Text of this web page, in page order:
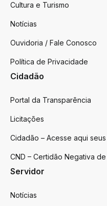
Cultura e Turismo
Notícias
Ouvidoria / Fale Conosco
Política de Privacidade
Cidadão
Portal da Transparência
Licitações
Cidadão – Acesse aqui
CND – Certidão Negativa
Servidor
Notícias